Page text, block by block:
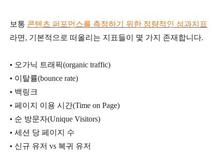
보통 콘텐츠 퍼포먼스를 측정하기 위한 정량적인 성과지표
라면, 기본적으로 떠올리는 지표들이 몇 가지 존재합니다.
• 오가닉 트래픽(organic traffic)
• 이탈률(bounce rate)
• 백링크
• 페이지 이용 시간(Time on Page)
• 순 방문자(Unique Visitors)
• 세션 당 페이지 수
• 신규 유저 vs 복귀 유저